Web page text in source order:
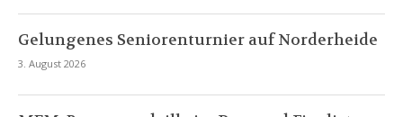
Gelungenes Seniorenturnier auf Norderheide
3. August 2026